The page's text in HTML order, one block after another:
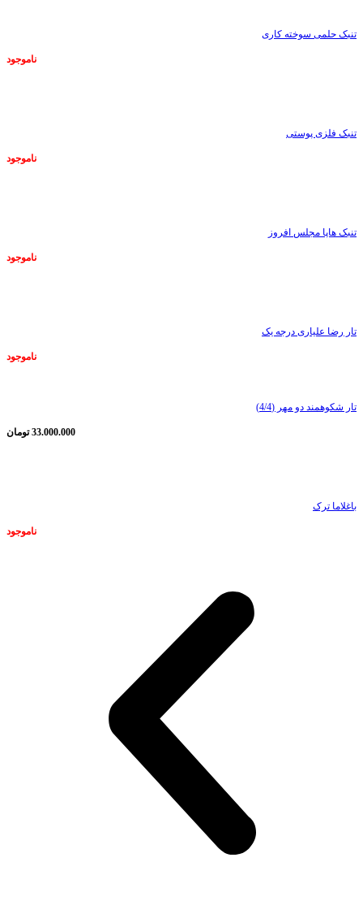
تنبک حلمی سوخته کاری
ناموجود
تنبک فلزی پوستی
ناموجود
تنبک هاپا مجلس افروز
ناموجود
تار رضا علیاری درجه یک
ناموجود
تار شکوهمند دو مهر (4/4)
33.000.000 تومان
باغلاما ترک
ناموجود